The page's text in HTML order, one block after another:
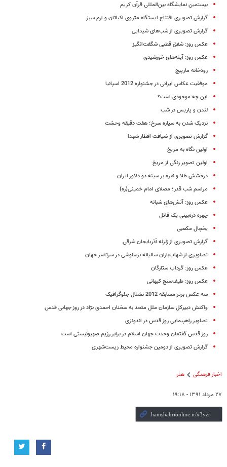
بیستمین نمایشگاه بین‌المللی قرآن کریم
گزارش تصویری افتتاح ایستگاه متروی اکباتان و ارم سبز
گزارش تصویری از شب‌های شیدایی
عکس روز: شفق قطبی شگفت‌انگیز
عکس روز: آینه‌های خورشیدی
رودخانه مارپیچ
موفقیت عکاس ایرانی در جشنواره 2012 اسپانیا
این چه موجودی است؟
لندن و پاریس در شب
نزدیک شدن به سیاره سرخ؛ هفت دقیقه وحشت
گزارش تصویری از ضیافت افطار شهدا
اولین نگاه به مریخ
اولین تصویر رنگی از مریخ
درخشش طلا و نقره بر سینه دو دلاور ایران
مراسم شب قدر؛ مصلای امام خمینی(ره)
عکس روز: آتش‌های شبانه
چهره ذره‌بینی یک قاتل
یخچال مکعبی
گزارش تصویری از زلزله آذربایجان شرقی
تصاویری از شهاب‌باران سالیانه برساوشی در سرتاسر جهان
عکس روز: گرداب ستارگان
عکس روز: طیف‌سنج کیهانی
سه عکس برتر مسابقه 2012 نشنال‌ جئوگرافیک
واکنش دبیرکل سازمان ملل متحد به سخنان احمدی نژاد در روز جهانی قدس
تصاویر راهپیمایی روز قدس در اندونزی
روز قدس گفتمان وحدت جهان اسلام در برابر رژیم صهیونیستی است
گزارش تصویری از دومین جشنواره محیط زیست‌شهری
اخبار فرهنگی هنر
۲۷ مرداد ۱۳۹۱ - ۱۹:۱۸